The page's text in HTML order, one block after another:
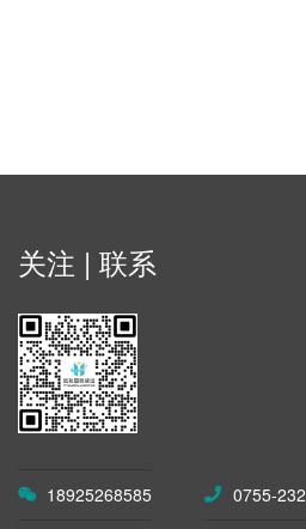
关注 | 联系
18925268585 0755-